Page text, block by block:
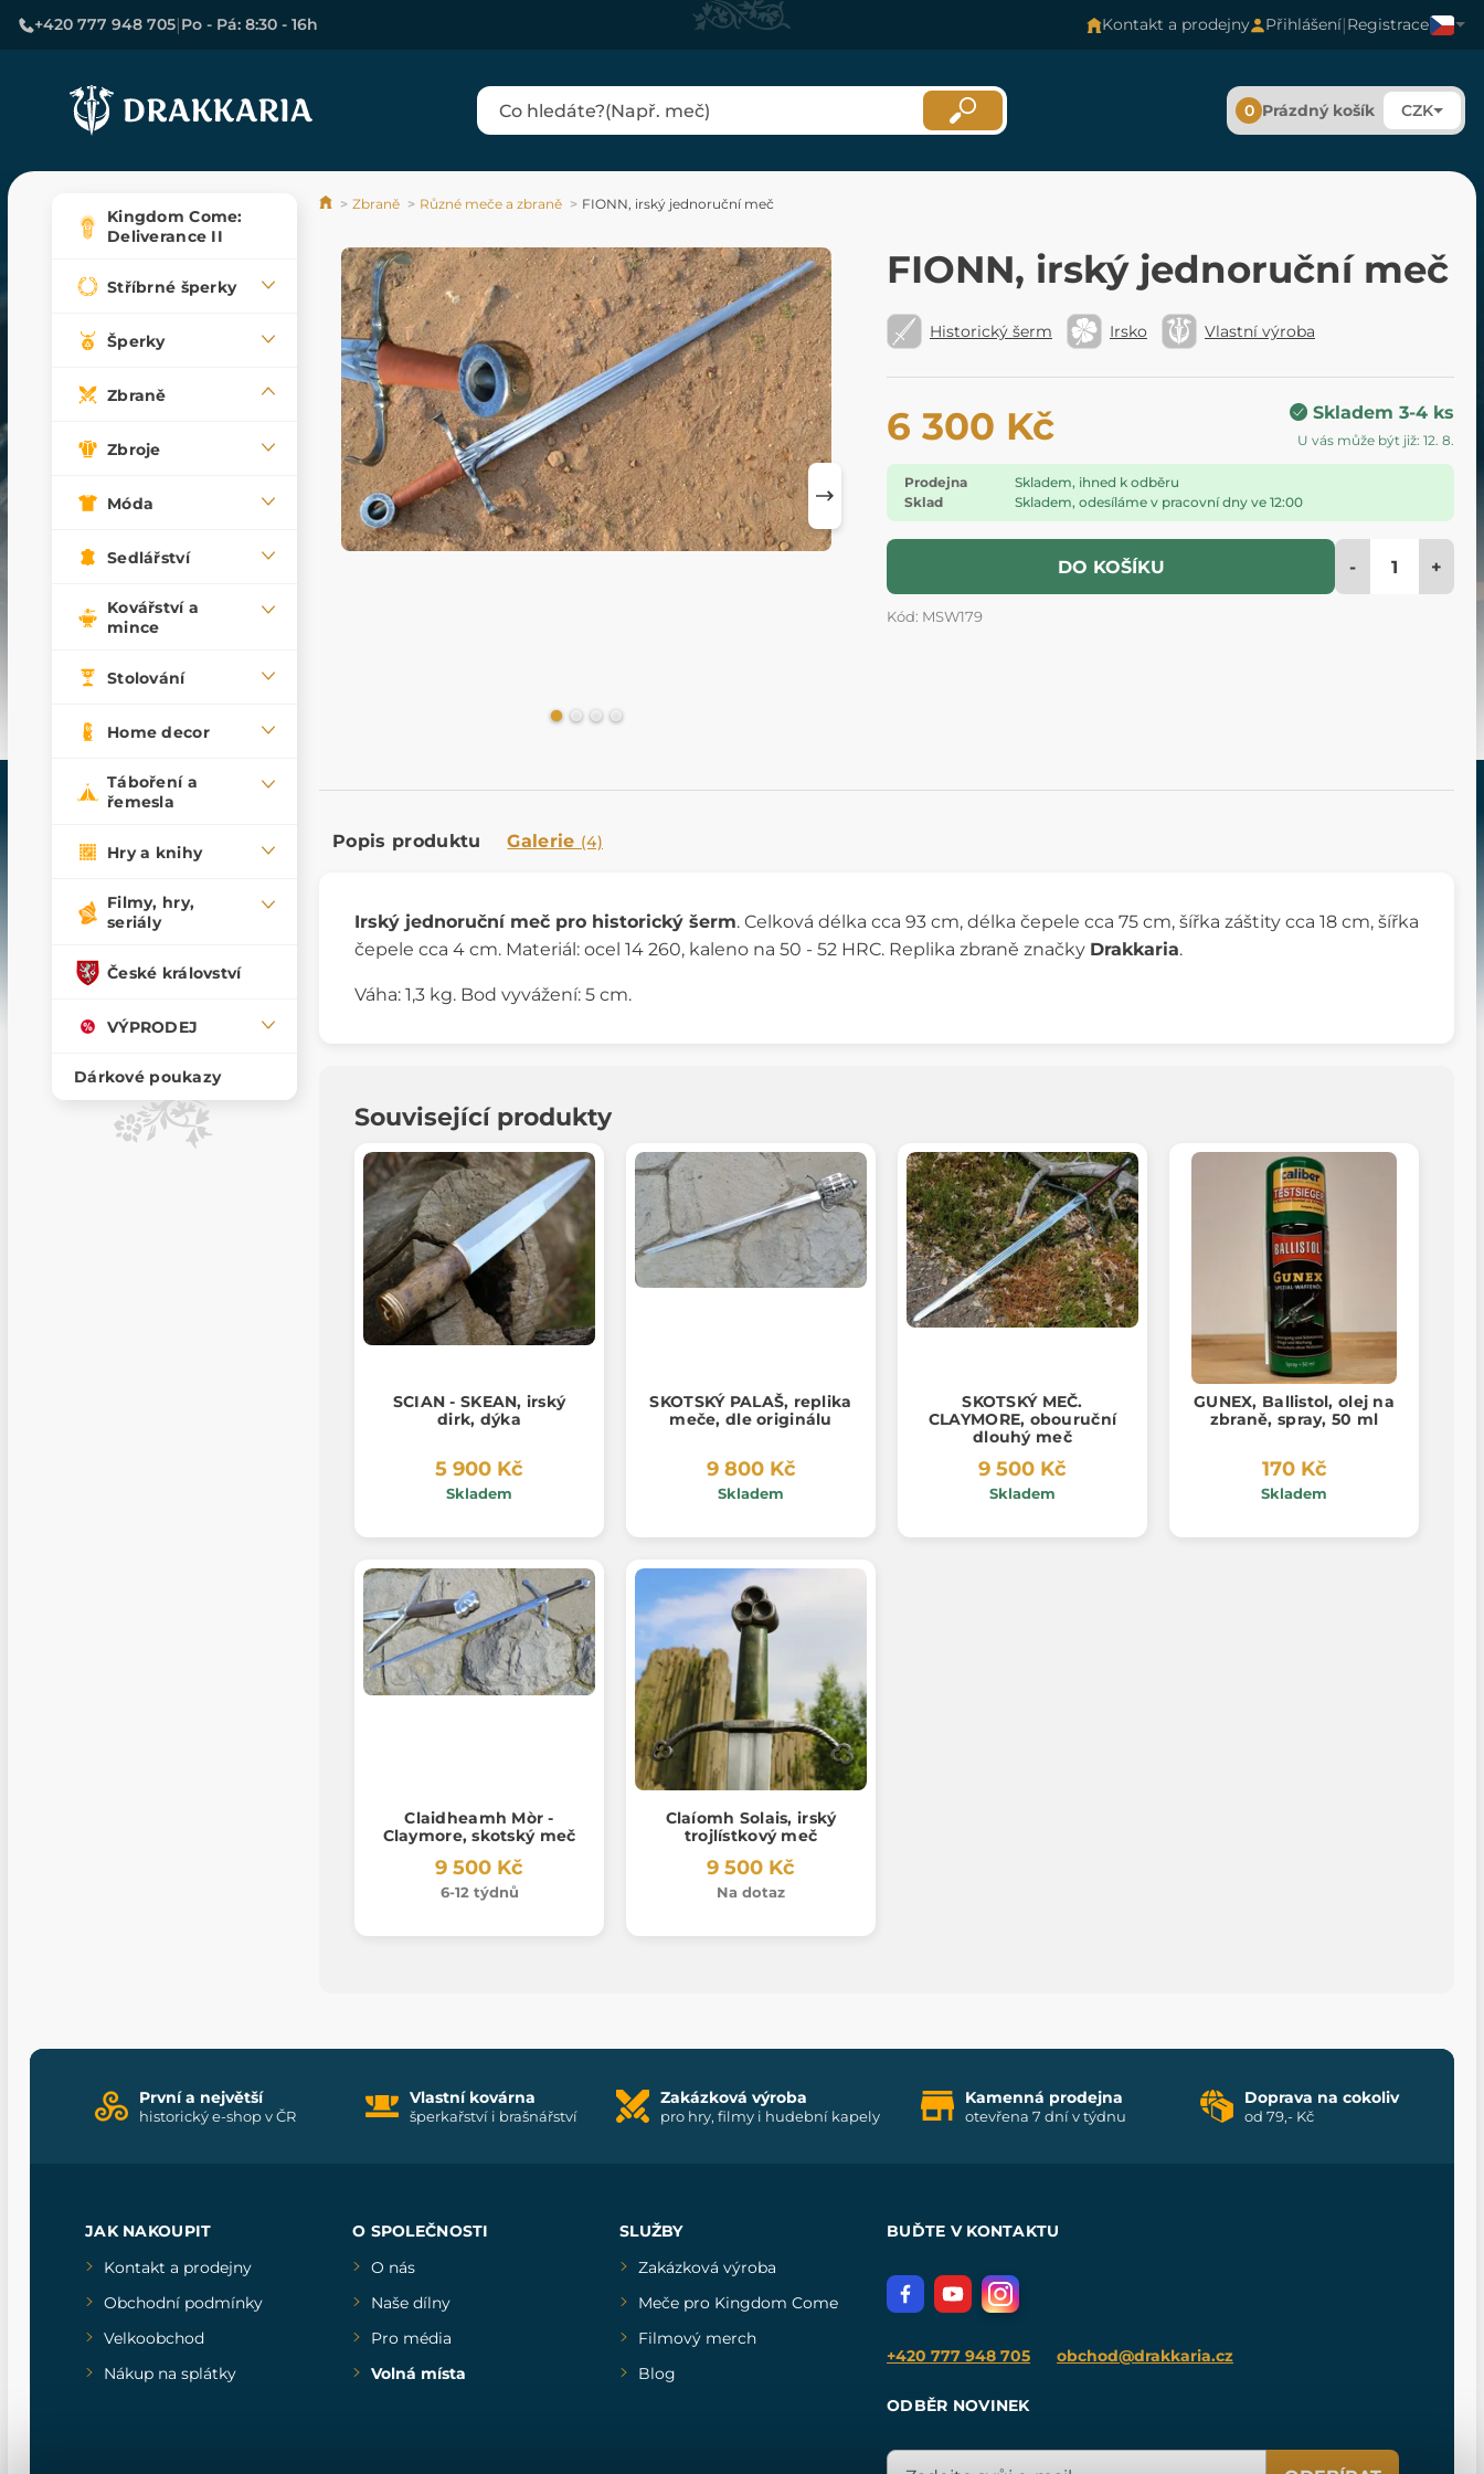
+420 777 948 705|Po - Pá: 8:30 - 16h Kontakt a prodejny Přihlášení|Registrace
0 Prázdný košík CZK
Kingdom Come:
Deliverance II
Stříbrné šperky
Šperky
Zbraně
Zbroje
Móda
Sedlářství
Kovářství a
mince
Stolování
Home decor
Táboření a
řemesla
Hry a knihy
Filmy, hry,
seriály
České království
VÝPRODEJ
Dárkové poukazy
Zbraně Různé meče a zbraně FIONN, irský jednoruční meč
FIONN, irský jednoruční meč
Historický šerm Irsko Vlastní výroba
6 300 Kč Skladem 3-4 ks
U vás může být již: 12. 8.
Prodejna
Skladem, ihned k odběru
Sklad
Skladem, odesíláme v pracovní dny ve 12:00
DO KOŠÍKU - +
Kód: MSW179
Popis produktu Galerie (4)
Irský jednoruční meč pro historický šerm. Celková délka cca 93 cm, délka čepele cca 75 cm, šířka záštity cca 18 cm, šířka
čepele cca 4 cm. Materiál: ocel 14 260, kaleno na 50 - 52 HRC. Replika zbraně značky Drakkaria.
Váha: 1,3 kg. Bod vyvážení: 5 cm.
Související produkty
SCIAN - SKEAN, irský
dirk, dýka
5 900 Kč
Skladem
SKOTSKÝ PALAŠ, replika
meče, dle originálu
9 800 Kč
Skladem
SKOTSKÝ MEČ.
CLAYMORE, obouruční
dlouhý meč
9 500 Kč
Skladem
GUNEX, Ballistol, olej na
zbraně, spray, 50 ml
170 Kč
Skladem
Claidheamh Mòr -
Claymore, skotský meč
9 500 Kč
6-12 týdnů
Claíomh Solais, irský
trojlístkový meč
9 500 Kč
Na dotaz
První a největší
historický e-shop v ČR
Vlastní kovárna
šperkařství i brašnářství
Zakázková výroba
pro hry, filmy i hudební kapely
Kamenná prodejna
otevřena 7 dní v týdnu
Doprava na cokoliv
od 79,- Kč
JAK NAKOUPIT
Kontakt a prodejny
Obchodní podmínky
Velkoobchod
Nákup na splátky
O SPOLEČNOSTI
O nás
Naše dílny
Pro média
Volná místa
SLUŽBY
Zakázková výroba
Meče pro Kingdom Come
Filmový merch
Blog
BUĎTE V KONTAKTU
+420 777 948 705 obchod@drakkaria.cz
ODBĚR NOVINEK